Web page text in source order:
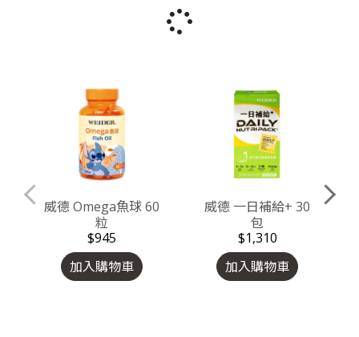
威德 Omega魚球 60
粒
$945
加入購物車
威德 一日補給+ 30
包
$1,310
加入購物車